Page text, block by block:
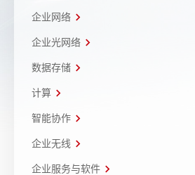
企业网络
企业光网络
数据存储
计算
智能协作
企业无线
企业服务与软件